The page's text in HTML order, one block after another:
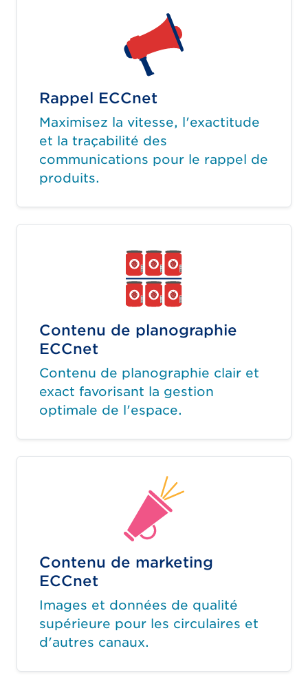
Rappel ECCnet
Maximisez la vitesse, l'exactitude
et la traçabilité des
communications pour le rappel de
produits.
Contenu de planographie
ECCnet
Contenu de planographie clair et
exact favorisant la gestion
optimale de l'espace.
Contenu de marketing
ECCnet
Images et données de qualité
supérieure pour les circulaires et
d'autres canaux.